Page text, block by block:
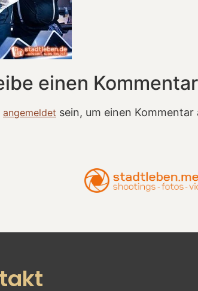
einen Kommentar
angemeldet sein, um einen Kommentar